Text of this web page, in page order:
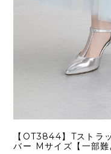
【OT3844】Tストラ
バー Mサイズ【一部難